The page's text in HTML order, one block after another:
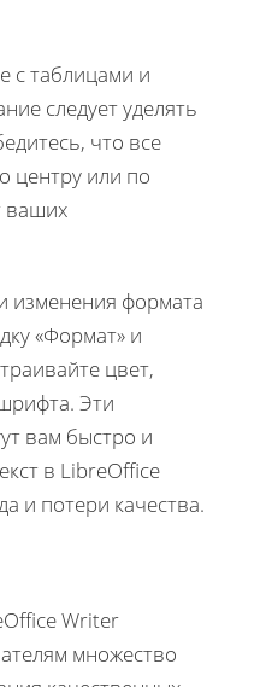
с таблицами и
следует уделять
что все
центру или по
ваших
изменения формата
«Формат» и
цвет,
Эти
вам быстро и
в LibreOffice
и потери качества.
Writer
множество